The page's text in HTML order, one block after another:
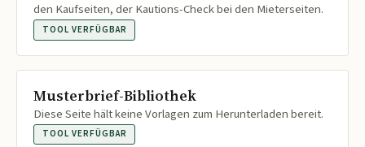
den Kaufseiten, der Kautions-Check bei den Mieterseiten.
TOOL VERFÜGBAR
Musterbrief-Bibliothek
Diese Seite hält keine Vorlagen zum Herunterladen bereit.
TOOL VERFÜGBAR